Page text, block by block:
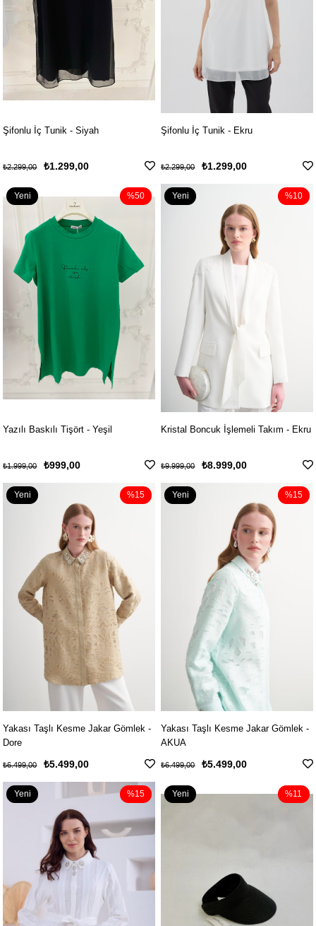
Şifonlu İç Tunik - Siyah
₺1.299,00
₺2.299,00
Şifonlu İç Tunik - Ekru
₺1.299,00
₺2.299,00
Yazılı Baskılı Tişört - Yeşil
₺999,00
₺1.999,00
%50
Yeni
Kristal Boncuk İşlemeli Takım - Ekru
₺8.999,00
₺9.999,00
%10
Yeni
Yakası Taşlı Kesme Jakar Gömlek -
Dore
₺5.499,00
₺6.499,00
%15
Yeni
Yakası Taşlı Kesme Jakar Gömlek -
AKUA
₺5.499,00
₺6.499,00
%15
Yeni
%15
Yeni
%11
Yeni